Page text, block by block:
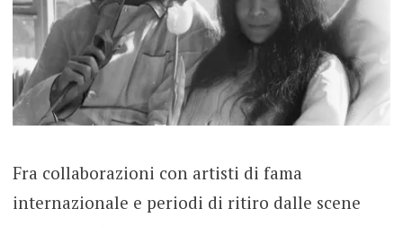
Fra collaborazioni con artisti di fama
internazionale e periodi di ritiro dalle scene